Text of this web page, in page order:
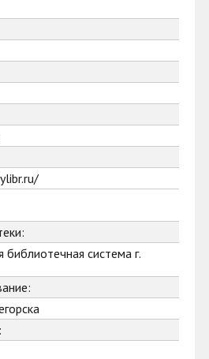
библиотечная система г.